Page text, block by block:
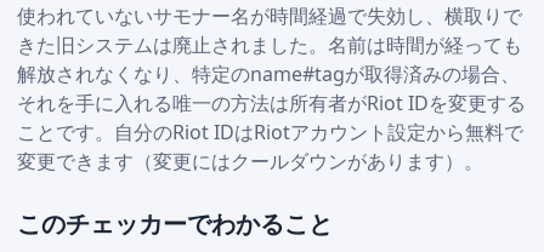
使われていないサモナー名が時間経過で失効し、横取りで
きた旧システムは廃止されました。名前は時間が経っても
解放されなくなり、特定のname#tagが取得済みの場合、
それを手に入れる唯一の方法は所有者がRiot IDを変更する
ことです。自分のRiot IDはRiotアカウント設定から無料で
変更できます（変更にはクールダウンがあります）。
このチェッカーでわかること